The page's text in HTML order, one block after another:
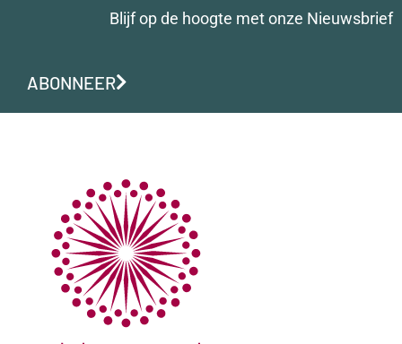
Blijf op de hoogte met onze Nieuwsbrief
ABONNEER